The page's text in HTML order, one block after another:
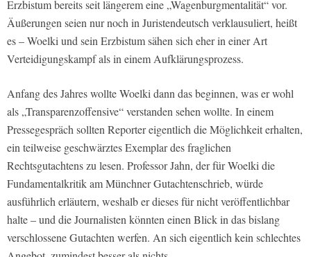
Erzbistum bereits seit längerem eine „Wagenburgmentalität“ vor.
Äußerungen seien nur noch in Juristendeutsch verklausuliert, heißt
es – Woelki und sein Erzbistum sähen sich eher in einer Art
Verteidigungskampf als in einem Aufklärungsprozess.
Anfang des Jahres wollte Woelki dann das beginnen, was er wohl
als „Transparenzoffensive“ verstanden sehen wollte. In einem
Pressegespräch sollten Reporter eigentlich die Möglichkeit erhalten,
ein teilweise geschwärztes Exemplar des fraglichen
Rechtsgutachtens zu lesen. Professor Jahn, der für Woelki die
Fundamentalkritik am Münchner Gutachtenschrieb, würde
ausführlich erläutern, weshalb er dieses für nicht veröffentlichbar
halte – und die Journalisten könnten einen Blick in das bislang
verschlossene Gutachten werfen. An sich eigentlich kein schlechtes